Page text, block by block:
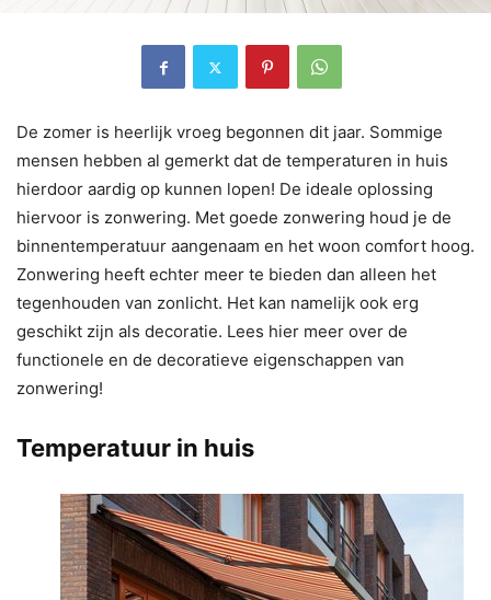
De zomer is heerlijk vroeg begonnen dit jaar. Sommige
mensen hebben al gemerkt dat de temperaturen in huis
hierdoor aardig op kunnen lopen! De ideale oplossing
hiervoor is zonwering. Met goede zonwering houd je de
binnentemperatuur aangenaam en het woon comfort hoog.
Zonwering heeft echter meer te bieden dan alleen het
tegenhouden van zonlicht. Het kan namelijk ook erg
geschikt zijn als decoratie. Lees hier meer over de
functionele en de decoratieve eigenschappen van
zonwering!
Temperatuur in huis